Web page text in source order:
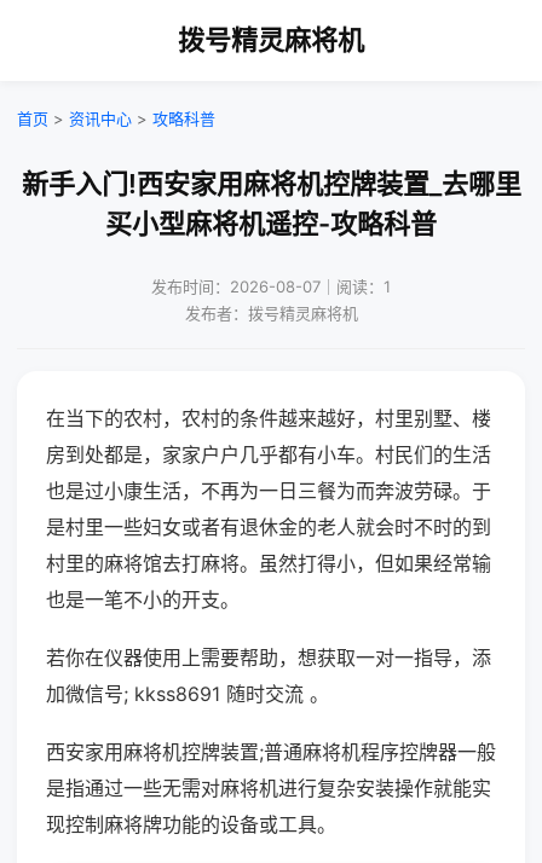
拨号精灵麻将机
首页 > 资讯中心 > 攻略科普
新手入门!西安家用麻将机控牌装置_去哪里
买小型麻将机遥控-攻略科普
发布时间：2026-08-07｜阅读：1
发布者：拨号精灵麻将机
在当下的农村，农村的条件越来越好，村里别墅、楼
房到处都是，家家户户几乎都有小车。村民们的生活
也是过小康生活，不再为一日三餐为而奔波劳碌。于
是村里一些妇女或者有退休金的老人就会时不时的到
村里的麻将馆去打麻将。虽然打得小，但如果经常输
也是一笔不小的开支。
若你在仪器使用上需要帮助，想获取一对一指导，添
加微信号; kkss8691 随时交流 。
西安家用麻将机控牌装置;普通麻将机程序控牌器一般
是指通过一些无需对麻将机进行复杂安装操作就能实
现控制麻将牌功能的设备或工具。